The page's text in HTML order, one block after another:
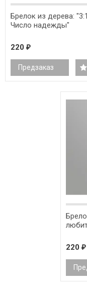
Брелок из дерева:
Число надежды"
220 ₽
Предзаказ
220 ₽